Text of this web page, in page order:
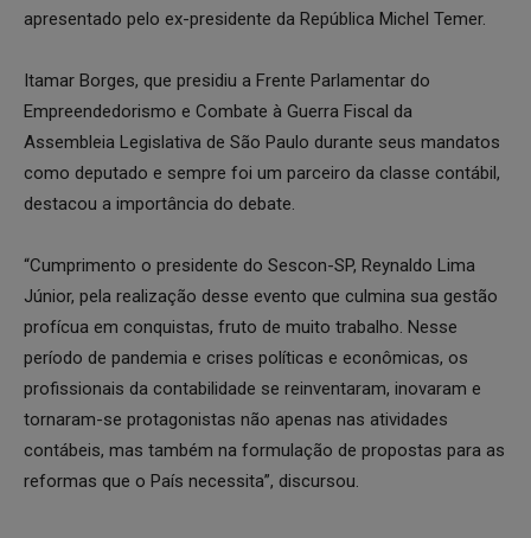
apresentado pelo ex-presidente da República Michel Temer.
Itamar Borges, que presidiu a Frente Parlamentar do
Empreendedorismo e Combate à Guerra Fiscal da
Assembleia Legislativa de São Paulo durante seus mandatos
como deputado e sempre foi um parceiro da classe contábil,
destacou a importância do debate.
“Cumprimento o presidente do Sescon-SP, Reynaldo Lima
Júnior, pela realização desse evento que culmina sua gestão
profícua em conquistas, fruto de muito trabalho. Nesse
período de pandemia e crises políticas e econômicas, os
profissionais da contabilidade se reinventaram, inovaram e
tornaram-se protagonistas não apenas nas atividades
contábeis, mas também na formulação de propostas para as
reformas que o País necessita”, discursou.